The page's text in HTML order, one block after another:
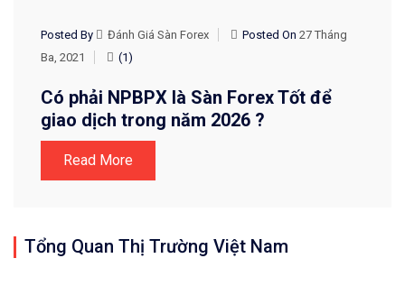
REVIEW SÀN FOREX
Posted By Đánh Giá Sàn Forex Posted On 27 Tháng
Ba, 2021
(1)
Có phải NPBPX là Sàn Forex Tốt để
giao dịch trong năm 2026 ?
Read More
Tổng Quan Thị Trường Việt Nam